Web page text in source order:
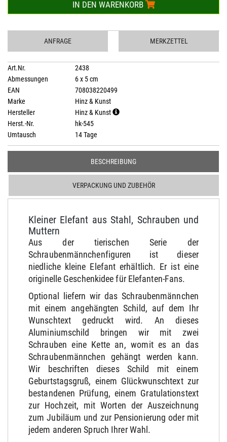
IN DEN WARENKORB
ANFRAGE MERKZETTEL
Art.Nr.
2438
Abmessungen
6 x 5 cm
EAN
708038220499
Marke
Hinz & Kunst
Hersteller
Hinz & Kunst
Herst.-Nr.
hk-545
Umtausch
14 Tage
BESCHREIBUNG
VERPACKUNG UND ZUBEHÖR
Kleiner Elefant aus Stahl, Schrauben und
Muttern
Aus der tierischen Serie der
Schraubenmännchenfiguren ist dieser
niedliche kleine Elefant erhältlich. Er ist eine
originelle Geschenkidee für Elefanten-Fans.
Optional liefern wir das Schraubenmännchen
mit einem angehängten Schild, auf dem Ihr
Wunschtext gedruckt wird. An dieses
Aluminiumschild bringen wir mit zwei
Schrauben eine Kette an, womit es an das
Schraubenmännchen gehängt werden kann.
Wir beschriften dieses Schild mit einem
Geburtstagsgruß, einem Glückwunschtext zur
bestandenen Prüfung, einem Gratulationstext
zur Hochzeit, mit Worten der Auszeichnung
zum Jubiläum und zur Pensionierung oder mit
jedem anderen Spruch Ihrer Wahl.